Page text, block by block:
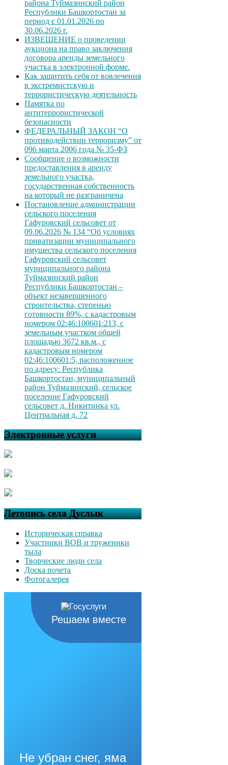
района Туймазинский район
Республики Башкортостан за
период с 01.01.2026 по
30.06.2026 г.
ИЗВЕЩЕНИЕ о проведении
аукциона на право заключения
договора аренды земельного
участка в электронной форме.
Как защитить себя от вовлечения
в экстремистскую и
террористическую деятельность
Памятка по
антитеррористической
безопасности
ФЕДЕРАЛЬНЫЙ ЗАКОН “О
противодействии терроризму” от
096 марта 2006 года № 35-ФЗ
Сообщение о возможности
предоставления в аренду
земельного участка,
государственная собственность
на который не разграничена
Постановление администрации
сельского поселения
Гафуровский сельсовет от
09.06.2026 № 134 “Об условиях
приватизации муниципального
имущества сельского поселения
Гафуровский сельсовет
муниципального района
Туймазинский район
Республики Башкортостан –
объект незавершенного
строительства, степенью
готовности 89%, с кадастровым
номером 02:46:100601:213, с
земельным участком общей
площадью 3672 кв.м., с
кадастровым номером
02:46:100601:5, расположенное
по адресу: Республика
Башкортостан, муниципальный
район Туймазинский, сельское
поселение Гафуровский
сельсовет д. Никитинка ул.
Центральная д. 72
Электронные услуги
Летопись села Дуслык
Историческая справка
Участники ВОВ и труженики
тыла
Творческие люди села
Доска почета
Фотогалерея
Решаем вместе
Не убран снег, яма